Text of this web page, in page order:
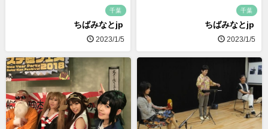
千葉
ちばみなとjp
2023/1/5
千葉
ちばみなとjp
2023/1/5